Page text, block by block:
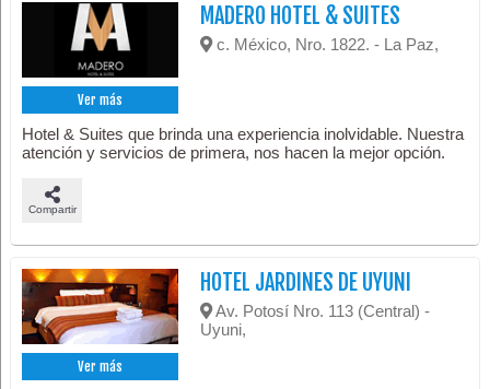
Ver más
MADERO HOTEL & SUITES
c. México, Nro. 1822. - La Paz,
Hotel & Suites que brinda una experiencia inolvidable. Nuestra
atención y servicios de primera, nos hacen la mejor opción.
Compartir
Ver más
HOTEL JARDINES DE UYUNI
Av. Potosí Nro. 113 (Central) -
Uyuni,